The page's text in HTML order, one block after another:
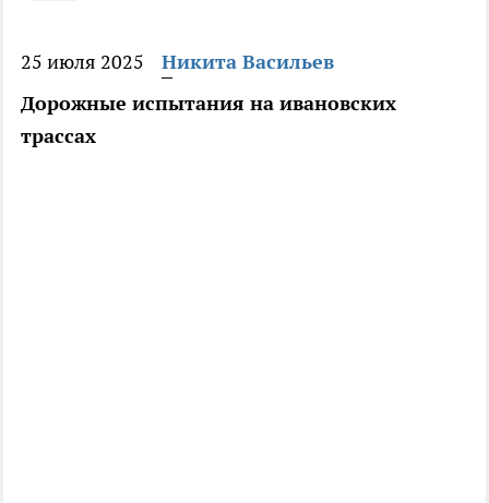
25 июля 2025
Никита Васильев
Дорожные испытания на ивановских
трассах